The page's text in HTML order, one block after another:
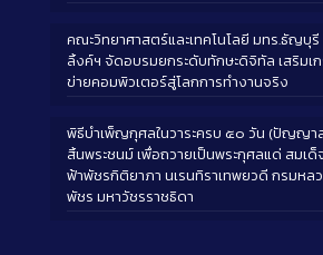
คณะวิทยาศาสตร์และเทคโนโลยี มทร.ธัญบุ
ลิ้งค์ฯ จัดอบรมยกระดับทักษะดิจิทัล เสริมเก
ข่ายคอมพิวเตอร์สู่โลกการทำงานจริง
พิธีบำเพ็ญกุศลในวาระครบ ๕๐ วัน (ปัญญา
สิ้นพระชนม์ เพื่อถวายเป็นพระกุศลแด่ สมเด็จ
ฟ้าพัชรกิติยาภา นเรนทิราเทพยวดี กรมหล
พัชร มหาวัชรราชธิดา